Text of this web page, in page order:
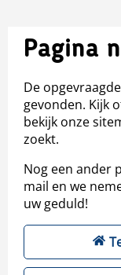
Pagina
De
gevonden. Kijk
bekijk onze
zoekt.
Nog een ander
mail en we
uw geduld!